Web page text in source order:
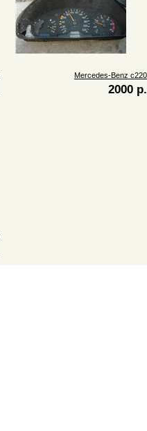
Mercedes-Benz c220
2000 р.